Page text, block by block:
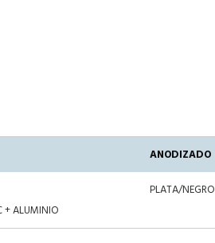
ANODIZADO
+ ALUMINIO
PLATA/NEGRO